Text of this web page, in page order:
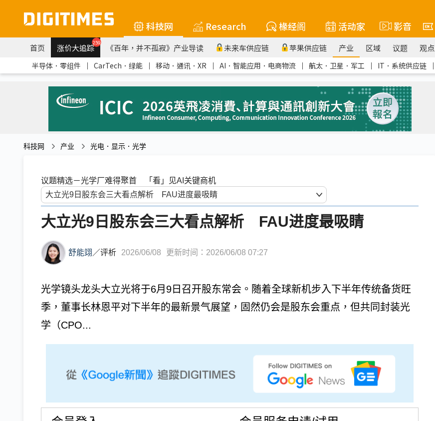
科技网 Research 椽经阁 活动家 影音
首页 涨价大追踪259 《百年，并不孤寂》产业导读 未来车供应链 苹果供应链 产业 区域 议题 观点
半导体．零组件 ｜ CarTech．绿能 ｜ 移动．通讯．XR ｜ AI．智能应用．电商物流 ｜ 航太．卫星．军工 ｜ IT．系统供应链 ｜
科技网 产业 光电．显示．光学
议题精选－光学厂难得聚首 「看」见AI关键商机
大立光9日股东会三大看点解析 FAU进度最吸睛
舒能翊 ／评析 2026/06/08 更新时间：2026/06/08 07:27
光学镜头龙头大立光将于6月9日召开股东常会。随着全球新机步入下半年传统备货旺
季，董事长林恩平对下半年的最新景气展望，固然仍会是股东会重点，但共同封装光
学（CPO...